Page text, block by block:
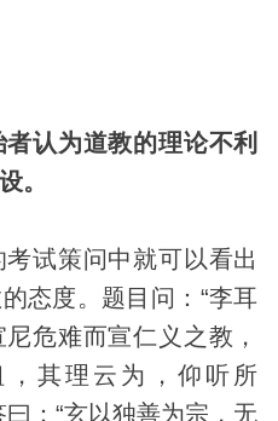
认为道教的理论不利
。
试策问中就可以看出
态度。题目问：“李耳
危难而宣仁义之教，
其理云为，仰听所
：“玄以独善为宗，无